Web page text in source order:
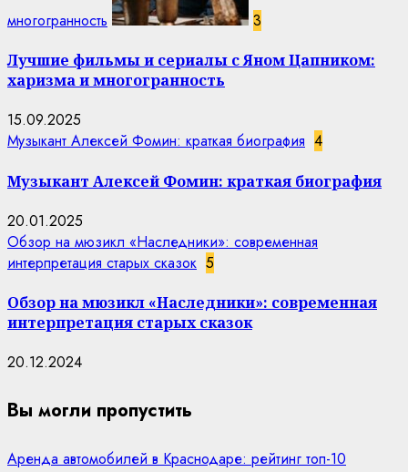
многогранность 3
Лучшие фильмы и сериалы с Яном Цапником:
харизма и многогранность
15.09.2025
Музыкант Алексей Фомин: краткая биография 4
Музыкант Алексей Фомин: краткая биография
20.01.2025
Обзор на мюзикл «Наследники»: современная
интерпретация старых сказок 5
Обзор на мюзикл «Наследники»: современная
интерпретация старых сказок
20.12.2024
Вы могли пропустить
Аренда автомобилей в Краснодаре: рейтинг топ-10